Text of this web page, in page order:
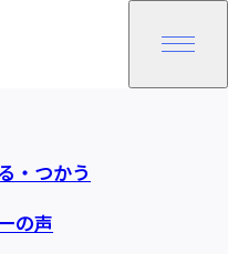
・つかう
の声